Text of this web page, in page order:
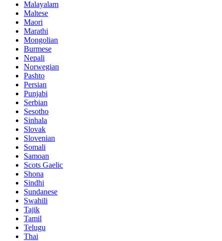
Malayalam
Maltese
Maori
Marathi
Mongolian
Burmese
Nepali
Norwegian
Pashto
Persian
Punjabi
Serbian
Sesotho
Sinhala
Slovak
Slovenian
Somali
Samoan
Scots Gaelic
Shona
Sindhi
Sundanese
Swahili
Tajik
Tamil
Telugu
Thai